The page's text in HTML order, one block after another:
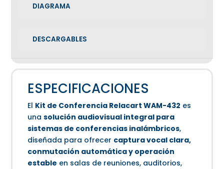
DIAGRAMA
DESCARGABLES
ESPECIFICACIONES
El Kit de Conferencia Relacart WAM-432 es
unasolución audiovisual integral para
sistemas de conferencias inalámbricos,
diseñada para ofrecer captura vocal clara,
conmutación automática y operación
estable en salas de reuniones, auditorios,